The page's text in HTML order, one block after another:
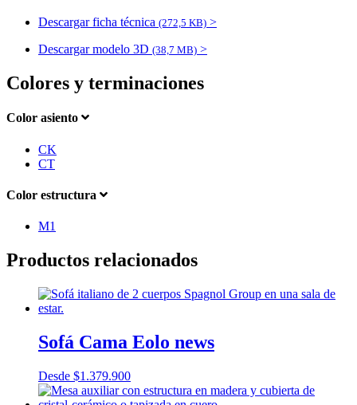
Descargar ficha técnica (272,5 KB) >
Descargar modelo 3D (38,7 MB) >
Colores y terminaciones
Color asiento
CK
CT
Color estructura
M1
Productos relacionados
Sofá Cama Eolo news
Desde $1.379.900